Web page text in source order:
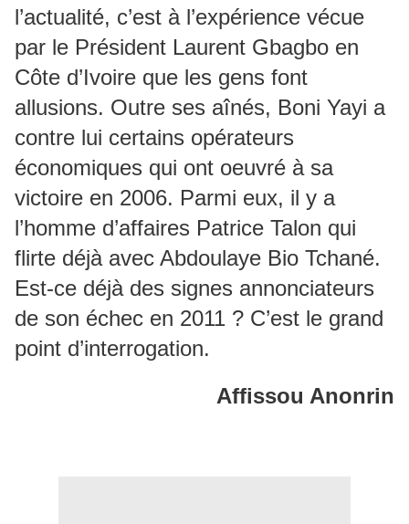
l’actualité, c’est à l’expérience vécue
par le Président Laurent Gbagbo en
Côte d’Ivoire que les gens font
allusions. Outre ses aînés, Boni Yayi a
contre lui certains opérateurs
économiques qui ont oeuvré à sa
victoire en 2006. Parmi eux, il y a
l’homme d’affaires Patrice Talon qui
flirte déjà avec Abdoulaye Bio Tchané.
Est-ce déjà des signes annonciateurs
de son échec en 2011 ? C’est le grand
point d’interrogation.
Affissou Anonrin